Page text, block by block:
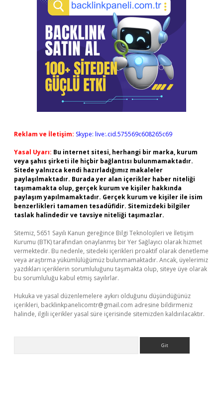
Reklam ve İletişim: Skype: live:.cid.575569c608265c69
Yasal Uyarı: Bu internet sitesi, herhangi bir marka, kurum
veya şahıs şirketi ile hiçbir bağlantısı bulunmamaktadır.
Sitede yalnızca kendi hazırladığımız makaleler
paylaşılmaktadır. Burada yer alan içerikler haber niteliği
taşımamakta olup, gerçek kurum ve kişiler hakkında
paylaşım yapılmamaktadır. Gerçek kurum ve kişiler ile isim
benzerlikleri tamamen tesadüfidir. Sitemizdeki bilgiler
taslak halindedir ve tavsiye niteliği taşımazlar.
Sitemiz, 5651 Sayılı Kanun gereğince Bilgi Teknolojileri ve İletişim
Kurumu (BTK) tarafından onaylanmış bir Yer Sağlayıcı olarak hizmet
vermektedir. Bu nedenle, sitedeki içerikleri proaktif olarak denetleme
veya araştırma yükümlülüğümüz bulunmamaktadır. Ancak, üyelerimiz
yazdıkları içeriklerin sorumluluğunu taşımakta olup, siteye üye olarak
bu sorumluluğu kabul etmiş sayılırlar.
Hukuka ve yasal düzenlemelere aykırı olduğunu düşündüğünüz
içerikleri, backlinkpanelicomtr@gmail.com adresine bildirmeniz
halinde, ilgili içerikler yasal süre içerisinde sitemizden kaldırılacaktır.